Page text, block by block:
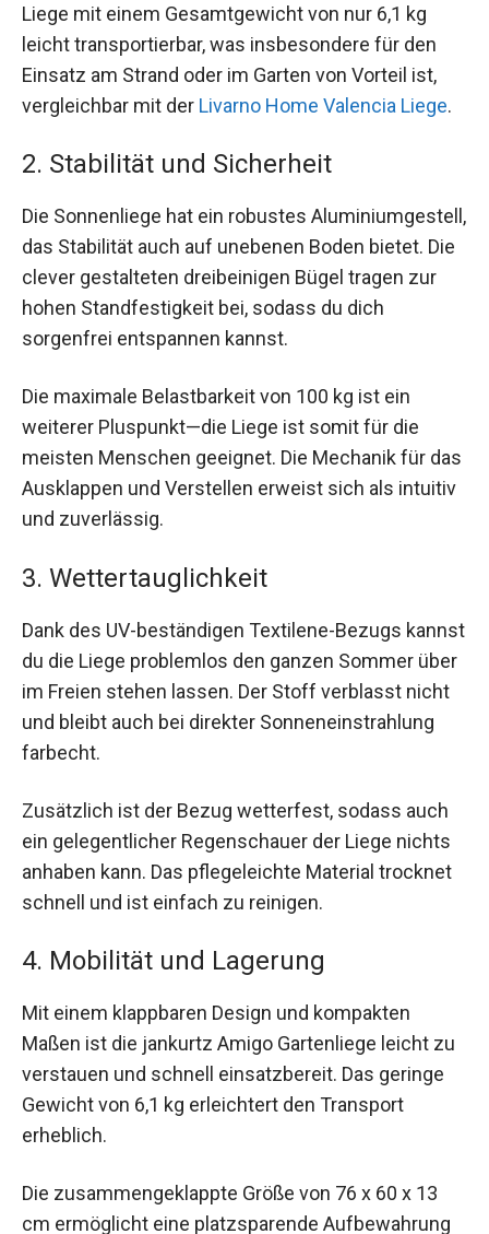
Liege mit einem Gesamtgewicht von nur 6,1 kg
leicht transportierbar, was insbesondere für den
Einsatz am Strand oder im Garten von Vorteil ist,
vergleichbar mit der Livarno Home Valencia Liege.
2. Stabilität und Sicherheit
Die Sonnenliege hat ein robustes Aluminiumgestell,
das Stabilität auch auf unebenen Boden bietet. Die
clever gestalteten dreibeinigen Bügel tragen zur
hohen Standfestigkeit bei, sodass du dich
sorgenfrei entspannen kannst.
Die maximale Belastbarkeit von 100 kg ist ein
weiterer Pluspunkt—die Liege ist somit für die
meisten Menschen geeignet. Die Mechanik für das
Ausklappen und Verstellen erweist sich als intuitiv
und zuverlässig.
3. Wettertauglichkeit
Dank des UV-beständigen Textilene-Bezugs kannst
du die Liege problemlos den ganzen Sommer über
im Freien stehen lassen. Der Stoff verblasst nicht
und bleibt auch bei direkter Sonneneinstrahlung
farbecht.
Zusätzlich ist der Bezug wetterfest, sodass auch
ein gelegentlicher Regenschauer der Liege nichts
anhaben kann. Das pflegeleichte Material trocknet
schnell und ist einfach zu reinigen.
4. Mobilität und Lagerung
Mit einem klappbaren Design und kompakten
Maßen ist die jankurtz Amigo Gartenliege leicht zu
verstauen und schnell einsatzbereit. Das geringe
Gewicht von 6,1 kg erleichtert den Transport
erheblich.
Die zusammengeklappte Größe von 76 x 60 x 13
cm ermöglicht eine platzsparende Aufbewahrung